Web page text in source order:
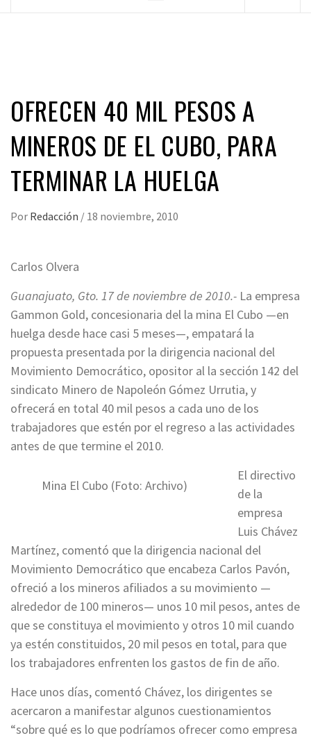
OFRECEN 40 MIL PESOS A
MINEROS DE EL CUBO, PARA
TERMINAR LA HUELGA
Por Redacción / 18 noviembre, 2010
Carlos Olvera
Guanajuato, Gto. 17 de noviembre de 2010.- La empresa
Gammon Gold, concesionaria del la mina El Cubo —en
huelga desde hace casi 5 meses—, empatará la
propuesta presentada por la dirigencia nacional del
Movimiento Democrático, opositor al la sección 142 del
sindicato Minero de Napoleón Gómez Urrutia, y
ofrecerá en total 40 mil pesos a cada uno de los
trabajadores que estén por el regreso a las actividades
antes de que termine el 2010.
Mina El Cubo (Foto: Archivo)
El directivo
de la
empresa
Luis Chávez
Martínez, comentó que la dirigencia nacional del
Movimiento Democrático que encabeza Carlos Pavón,
ofreció a los mineros afiliados a su movimiento —
alrededor de 100 mineros— unos 10 mil pesos, antes de
que se constituya el movimiento y otros 10 mil cuando
ya estén constituidos, 20 mil pesos en total, para que
los trabajadores enfrenten los gastos de fin de año.
Hace unos días, comentó Chávez, los dirigentes se
acercaron a manifestar algunos cuestionamientos
“sobre qué es lo que podríamos ofrecer como empresa